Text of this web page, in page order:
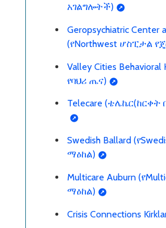
አገልግሎትች)
Geropsychiatric Center
(የNorthwest ሆስፒታል
Valley Cities Behavioral
የባህሪ ጤና)
Telecare
Swedish Ballard
ማዕከል)
Multicare Auburn
ማዕከል)
Crisis Connections